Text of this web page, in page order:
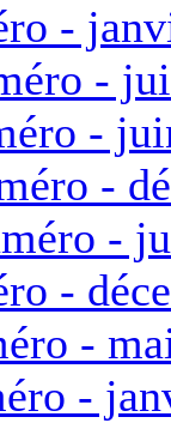
-
-
-
-
-
-
-
-